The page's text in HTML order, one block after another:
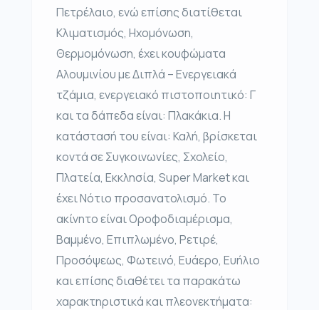
Πετρέλαιο, ενώ επίσης διατίθεται
Κλιματισμός, Ηχομόνωση,
Θερμομόνωση, έχει κουφώματα
Αλουμινίου με Διπλά – Ενεργειακά
τζάμια, ενεργειακό πιστοποιητικό: Γ
και τα δάπεδα είναι: Πλακάκια. Η
κατάστασή του είναι: Καλή, βρίσκεται
κοντά σε Συγκοινωνίες, Σχολείο,
Πλατεία, Εκκλησία, Super Market και
έχει Νότιο προσανατολισμό. Το
ακίνητο είναι Οροφοδιαμέρισμα,
Βαμμένο, Επιπλωμένο, Ρετιρέ,
Προσόψεως, Φωτεινό, Ευάερο, Ευήλιο
και επίσης διαθέτει τα παρακάτω
χαρακτηριστικά και πλεονεκτήματα: